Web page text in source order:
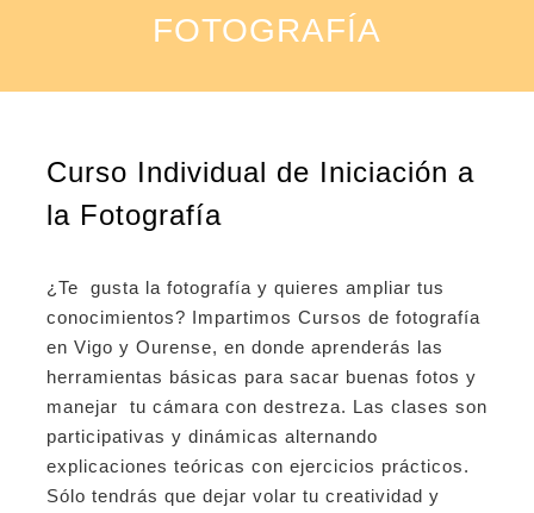
FOTOGRAFÍA
Curso Individual de Iniciación a
la Fotografía
¿Te gusta la fotografía y quieres ampliar tus
conocimientos? Impartimos Cursos de fotografía
en Vigo y Ourense, en donde aprenderás las
herramientas básicas para sacar buenas fotos y
manejar tu cámara con destreza. Las clases son
participativas y dinámicas alternando
explicaciones teóricas con ejercicios prácticos.
Sólo tendrás que dejar volar tu creatividad y